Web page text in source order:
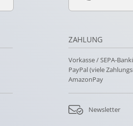
ZAHLUNG
Vorkasse / SEPA-
PayPal (viele
AmazonPay
Newsletter